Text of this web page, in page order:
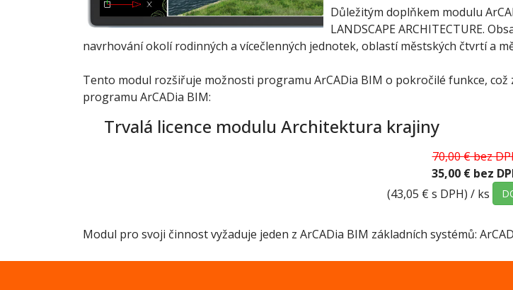
Důležitým doplňkem modulu
LANDSCAPE ARCHITECTURE.
navrhování okolí rodinných a vícečlenných jednotek, oblastí městských čtvrtí a
Tento modul rozšiřuje možnosti programu ArCADia BIM o pokročilé funkce,
programu ArCADia BIM:
Trvalá licence modulu Architektura krajiny
70,00 € bez
35,00 € bez
(43,05 € s DPH) / ks
Modul pro svoji činnost vyžaduje jeden z ArCADia BIM základních systémů: